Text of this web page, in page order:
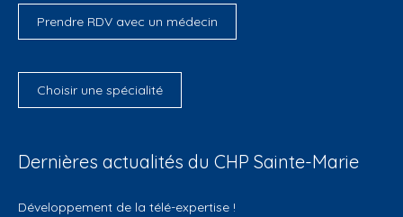
Prendre RDV avec un médecin
Choisir une spécialité
Dernières actualités du CHP Sainte-Marie
Développement de la télé-expertise !